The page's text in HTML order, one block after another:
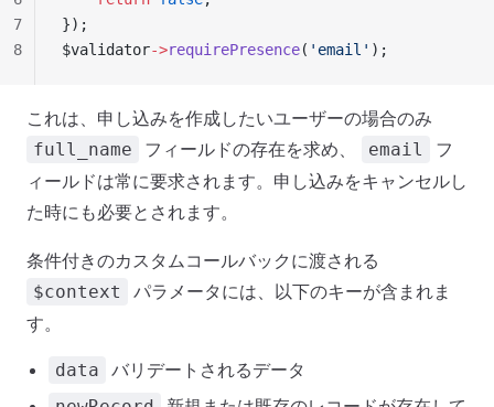
});
$validator->requirePresence( 'email' );
7
8
これは、申し込みを作成したいユーザーの場合のみ
full_name フィールドの存在を求め、 email
フ
ィールドは常に要求されます。申し込みをキャンセルし
た時にも必要とされます。
条件付きのカスタムコールバックに渡される
$context
パラメータには、以下のキーが含まれま
す。
data バリデートされるデータ